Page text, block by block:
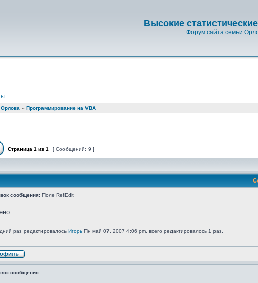
Высокие
Форум сайта семьи
» Программирование на VBA
Страница 1 из 1 [ Сообщений: 9 ]
сообщения: Поле RefEdit
раз редактировалось Игорь Пн май 07, 2007 4:06 pm, всего редактировалось 1 раз.
сообщения: